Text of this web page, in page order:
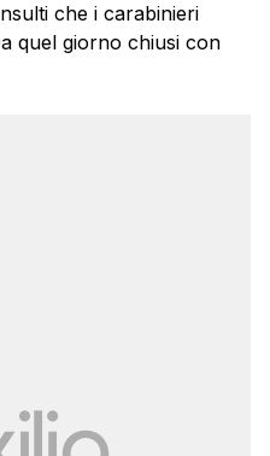
che i carabinieri
quel giorno chiusi con